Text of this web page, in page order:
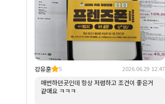
강유훈 5 2026.06.29 12:47
매번하던곳인데 항상 저렴하고 조건이 좋은거
같애요 ㅋㅋㅋ